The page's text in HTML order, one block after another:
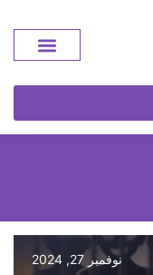
نوفمبر 27, 2024